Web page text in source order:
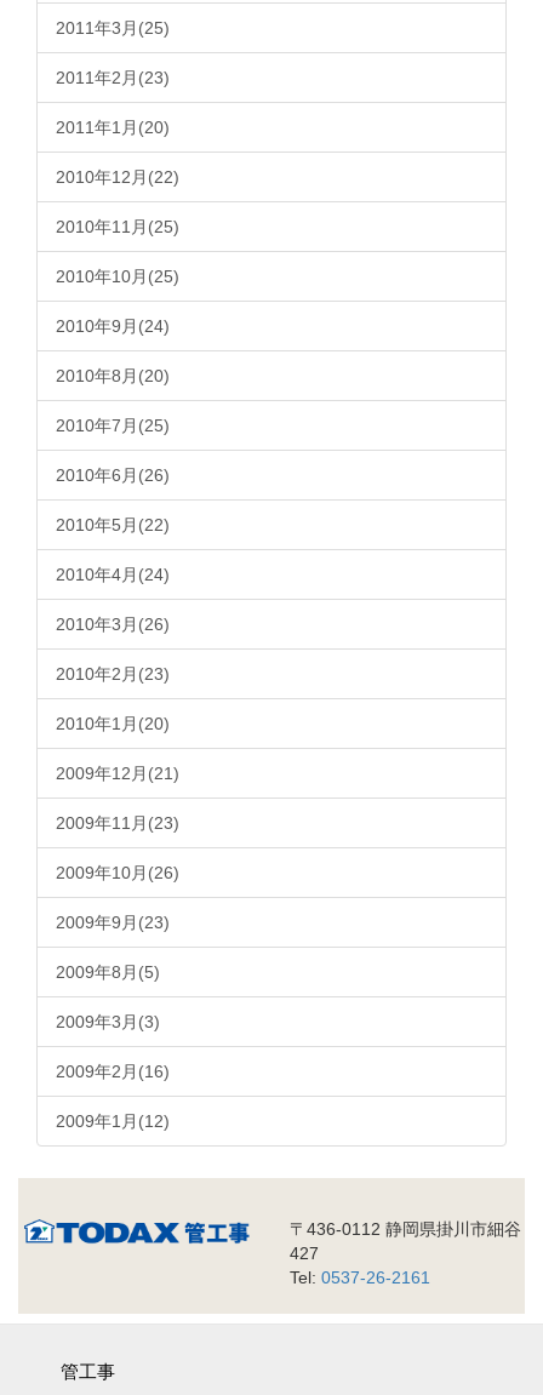
2011年3月(25)
2011年2月(23)
2011年1月(20)
2010年12月(22)
2010年11月(25)
2010年10月(25)
2010年9月(24)
2010年8月(20)
2010年7月(25)
2010年6月(26)
2010年5月(22)
2010年4月(24)
2010年3月(26)
2010年2月(23)
2010年1月(20)
2009年12月(21)
2009年11月(23)
2009年10月(26)
2009年9月(23)
2009年8月(5)
2009年3月(3)
2009年2月(16)
2009年1月(12)
〒436-0112 静岡県掛川市細谷
427
Tel: 0537-26-2161
管工事